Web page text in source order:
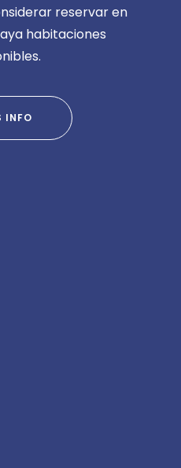
reservar en
habitaciones
INFO